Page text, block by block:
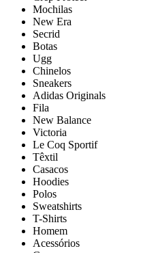
Mochilas
New Era
Secrid
Botas
Ugg
Chinelos
Sneakers
Adidas Originals
Fila
New Balance
Victoria
Le Coq Sportif
Têxtil
Casacos
Hoodies
Polos
Sweatshirts
T-Shirts
Homem
Acessórios